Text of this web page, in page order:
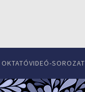
OKTATÓVIDEÓ-SOROZAT